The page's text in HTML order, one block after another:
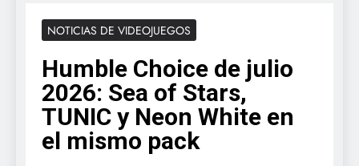
NOTICIAS DE VIDEOJUEGOS
Humble Choice de julio
2026: Sea of Stars,
TUNIC y Neon White en
el mismo pack